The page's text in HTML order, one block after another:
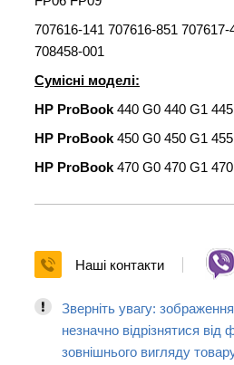
707616-141 707616-851 707617-
708458-001
Сумісні моделі:
HP ProBook 440 G0 440 G1
HP ProBook 450 G0 450 G1
HP ProBook 470 G0 470 G1
Наші контакти
Зверніть увагу:
незначно відрізнятися від
зовнішнього вигляду